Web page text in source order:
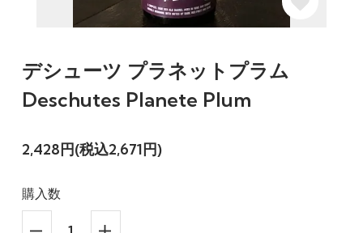
デシューツ プラネットプラム
Deschutes Planete Plum
2,428円(税込2,671円)
購入数